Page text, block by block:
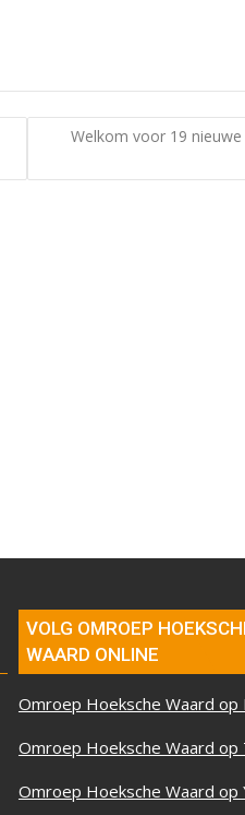
Welkom voor 19
VOLG OMROEP
WAARD ONLINE
Omroep Hoeksche Waard op
Omroep Hoeksche Waard
Omroep Hoeksche Waard op